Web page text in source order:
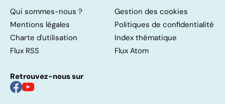
Qui sommes-nous ?
Gestion des cookies
Mentions légales
Politiques de confidentialité
Charte d'utilisation
Index thématique
Flux RSS
Flux Atom
Retrouvez-nous sur